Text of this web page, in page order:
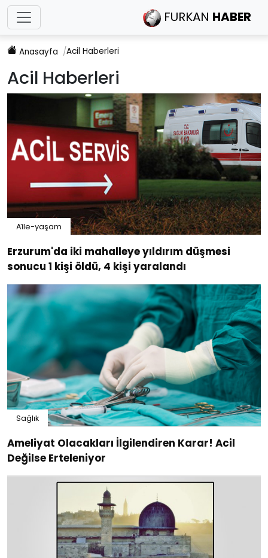
FURKAN HABER
Anasayfa Acil Haberleri
Acil Haberleri
Ai̇le-yaşam
Erzurum'da iki mahalleye yıldırım düşmesi
sonucu 1 kişi öldü, 4 kişi yaralandı
Sağlık
Ameliyat Olacakları İlgilendiren Karar! Acil
Değilse Erteleniyor